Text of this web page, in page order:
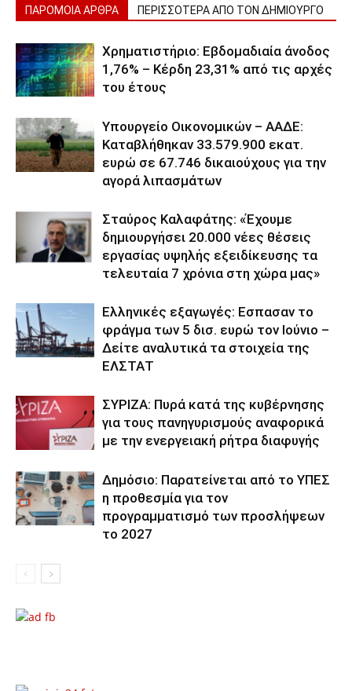
ΠΑΡΟΜΟΙΑ ΑΡΘΡΑ ΠΕΡΙΣΣΟΤΕΡΑ ΑΠΟ ΤΟΝ ΔΗΜΙΟΥΡΓΟ
Χρηματιστήριο: Εβδομαδιαία άνοδος
1,76% – Κέρδη 23,31% από τις αρχές
του έτους
Υπουργείο Οικονομικών – ΑΑΔΕ:
Καταβλήθηκαν 33.579.900 εκατ.
ευρώ σε 67.746 δικαιούχους για την
αγορά λιπασμάτων
Σταύρος Καλαφάτης: «Έχουμε
δημιουργήσει 20.000 νέες θέσεις
εργασίας υψηλής εξειδίκευσης τα
τελευταία 7 χρόνια στη χώρα μας»
Ελληνικές εξαγωγές: Εσπασαν το
φράγμα των 5 δισ. ευρώ τον Ιούνιο –
Δείτε αναλυτικά τα στοιχεία της
ΕΛΣΤΑΤ
ΣΥΡΙΖΑ: Πυρά κατά της κυβέρνησης
για τους πανηγυρισμούς αναφορικά
με την ενεργειακή ρήτρα διαφυγής
Δημόσιο: Παρατείνεται από το ΥΠΕΣ
η προθεσμία για τον
προγραμματισμό των προσλήψεων
το 2027